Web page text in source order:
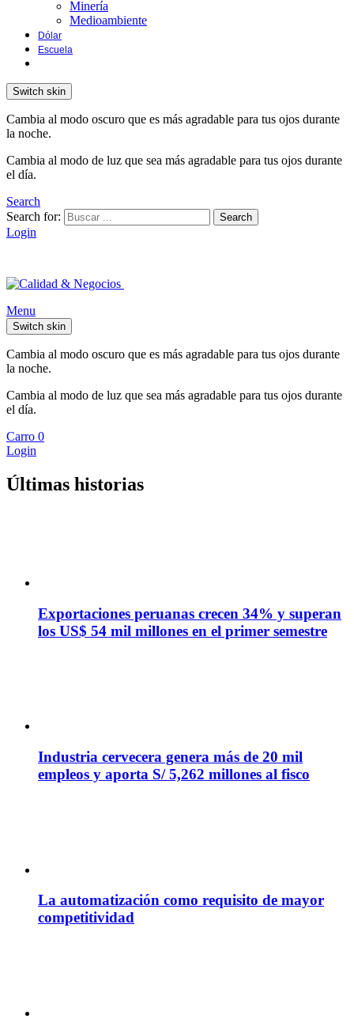
Minería
Medioambiente
Dólar
Escuela
Switch skin
Cambia al modo oscuro que es más agradable para tus ojos durante
la noche.
Cambia al modo de luz que sea más agradable para tus ojos durante
el día.
Search
Search for:
Search
Login
Menu
Switch skin
Cambia al modo oscuro que es más agradable para tus ojos durante
la noche.
Cambia al modo de luz que sea más agradable para tus ojos durante
el día.
Carro 0
Login
Últimas historias
Exportaciones peruanas crecen 34% y superan
los US$ 54 mil millones en el primer semestre
Industria cervecera genera más de 20 mil
empleos y aporta S/ 5,262 millones al fisco
La automatización como requisito de mayor
competitividad